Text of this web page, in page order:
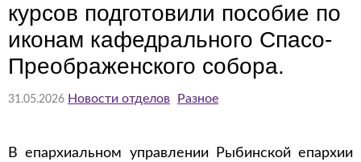
курсов подготовили пособие по
иконам кафедрального Спасо-
Преображенского собора.
31.05.2026 Новости отделов Разное
В епархиальном управлении Рыбинской епархии